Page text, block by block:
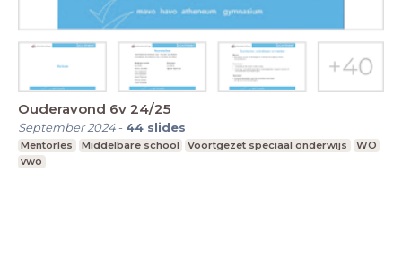
Ouderavond 6v 24/25
September 2024- 44 slides
Mentorles Middelbare school Voortgezet speciaal onderwijs
WO
vwo